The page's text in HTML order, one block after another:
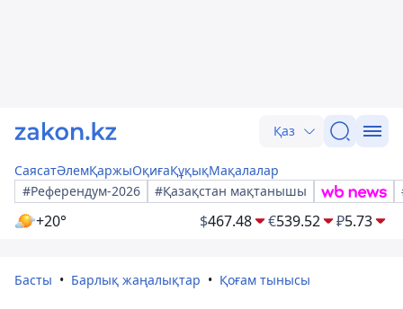
Қаз
СаясатӘлемҚаржыОқиғаҚұқықМақалалар
#Референдум-2026
#Қазақстан мақтанышы
+20° $467.48 €539.52 ₽5.73
Басты Барлық жаңалықтар Қоғам тынысы